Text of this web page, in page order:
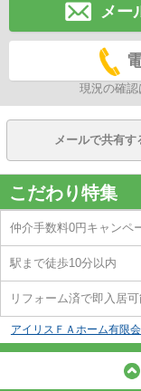
メー
現況の確認
メールで共有す
こだわり特集
仲介手数料0円キャンペ
駅まで徒歩10分以内
リフォーム済で即入居
アイリスＦＡホーム有限